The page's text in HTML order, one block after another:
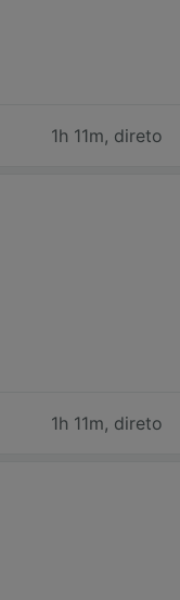
1h 11m, direto
1h 11m, direto